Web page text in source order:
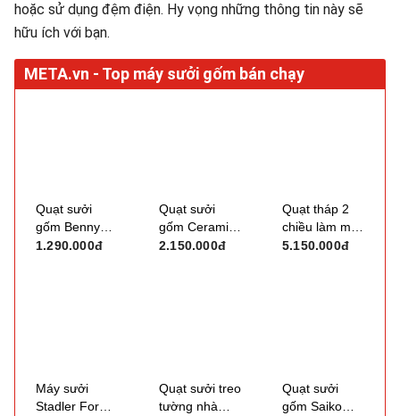
hoặc sử dụng đệm điện. Hy vọng những thông tin này sẽ
hữu ích với bạn.
Quạt sưởi
gốm Benny
BHT2300
1.290.000đ
Quạt sưởi
gốm Ceramic
để sàn FujiE
2.150.000đ
Quạt tháp 2
chiều làm mát
và sưởi ấm U
5.150.000đ
Máy sưởi
Stadler Form
Quạt sưởi treo
tường nhà
Quạt sưởi
gốm Saiko